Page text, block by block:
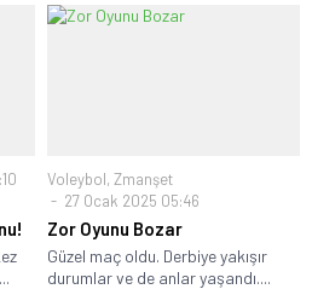
Voleybol, Zmanşet
27 Ocak 2025 05:46
Zor Oyunu Bozar
Güzel maç oldu. Derbiye yakışır
durumlar ve de anlar yaşandı....